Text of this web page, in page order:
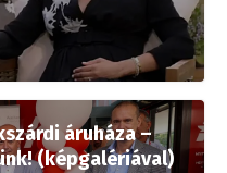
áruháza –
(képgalériával)